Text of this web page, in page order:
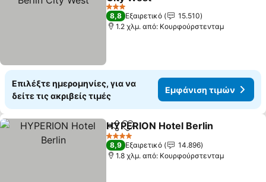
Εμφάνιση τιμών
3 Αστέρια
8,8 Εξαιρετικό
15.510
1.2 χλμ. από: Κουρφούρστενταμ
Επιλέξτε ημερομηνίες, για να
δείτε τις ακριβείς τιμές
Εμφάνιση τιμών
Κοινοποίηση
Προσθήκη στα αγαπημένα
HYPERION Hotel Berlin
4 Αστέρια
8,9 Εξαιρετικό
14.896
1.8 χλμ. από: Κουρφούρστενταμ